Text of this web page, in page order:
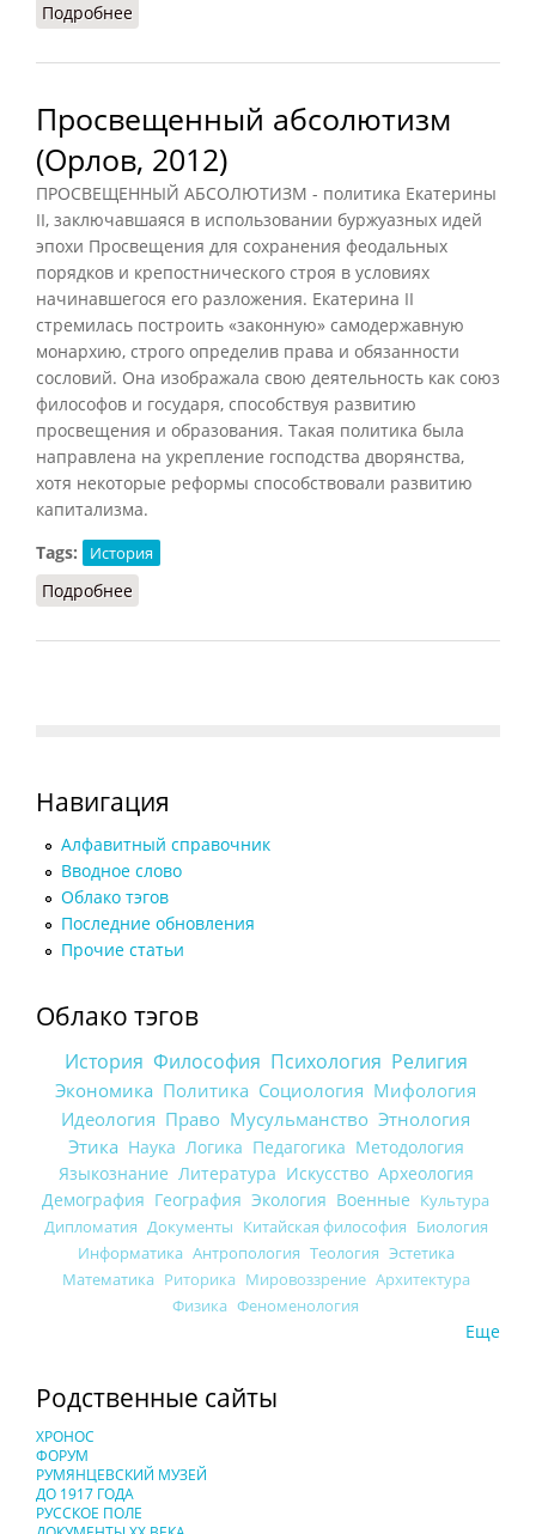
Подробнее
Просвещенный абсолютизм
(Орлов, 2012)
ПРОСВЕЩЕННЫЙ АБСОЛЮТИЗМ - политика Екатерины
II, заключавшаяся в использовании буржуазных идей
эпохи Просвещения для сохранения феодальных
порядков и крепостнического строя в условиях
начинавшегося его разложения. Екатерина II
стремилась построить «законную» самодержавную
монархию, строго определив права и обязанности
сословий. Она изображала свою деятельность как союз
философов и государя, способствуя развитию
просвещения и образования. Такая политика была
направлена на укрепление господства дворянства,
хотя некоторые реформы способствовали развитию
капитализма.
Tags:
История
Подробнее
Навигация
Алфавитный справочник
Вводное слово
Облако тэгов
Последние обновления
Прочие статьи
Облако тэгов
История Философия Психология Религия
Экономика Политика Социология Мифология
Идеология Право Мусульманство Этнология
Этика Наука Логика Педагогика Методология
Языкознание Литература Искусство Археология
Демография География Экология Военные Культура
Дипломатия Документы Китайская философия Биология
Информатика Антропология Теология Эстетика
Математика Риторика Мировоззрение Архитектура
Физика Феноменология
Еще
Родственные сайты
ХРОНОС
ФОРУМ
РУМЯНЦЕВСКИЙ МУЗЕЙ
ДО 1917 ГОДА
РУССКОЕ ПОЛЕ